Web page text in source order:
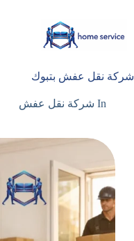
المحتوى
شركة نقل عفش بتبوك
In شركة نقل عفش